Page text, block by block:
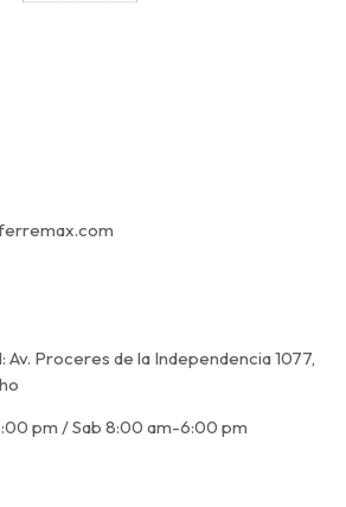
Av. Proceres de la Independencia 1077,
pm / Sab 8:00 am-6:00 pm